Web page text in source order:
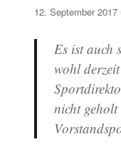
12. September
Es ist auch
wohl
nicht